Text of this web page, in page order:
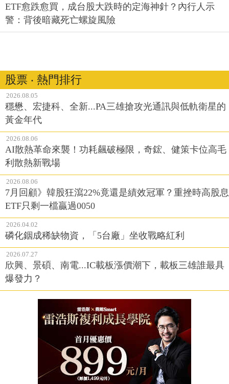
ETF愈跌愈買，成台股大跌時的定海神針？內行人示
警：背後暗藏死亡螺旋風險
股票 ‧ 熱門排行
2026.08.05
穩懋、宏捷科、全新...PA三雄搶攻光通訊與低軌衛星的
黃金年代
2026.08.06
AI散熱革命來襲！功耗飆破極限，奇鋐、健策卡位高毛
利散熱新戰場
2026.08.06
7月回顧》韓股狂瀉22%竟還是績效冠軍？重挫時高股息
ETF只剩一檔贏過0050
2026.04.02
磷化銦成稀缺物資，「5台廠」坐收戰略紅利
2026.07.27
欣興、景碩、南電...IC載板漲價潮下，載板三雄誰最具
爆發力？